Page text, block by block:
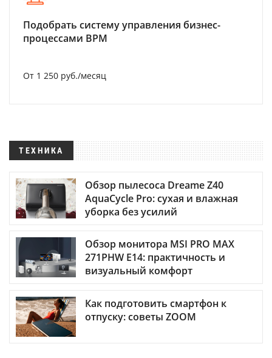
Подобрать систему управления бизнес-
процессами BPM
От 1 250 руб./месяц
ТЕХНИКА
Обзор пылесоса Dreame Z40
AquaCycle Pro: сухая и влажная
уборка без усилий
Обзор монитора MSI PRO MAX
271PHW E14: практичность и
визуальный комфорт
Как подготовить смартфон к
отпуску: советы ZOOM